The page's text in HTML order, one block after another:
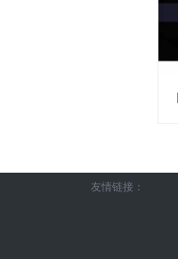
友情链接：